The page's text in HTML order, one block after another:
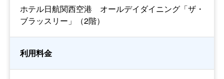
ホテル日航関西空港 オールデイダイニング「ザ・
ブラッスリー」（2階）
利用料金